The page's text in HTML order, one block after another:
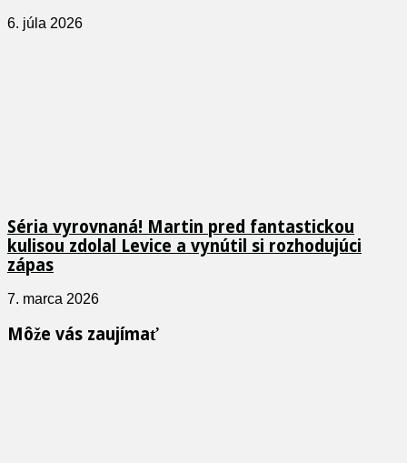
6. júla 2026
Séria vyrovnaná! Martin pred fantastickou
kulisou zdolal Levice a vynútil si rozhodujúci
zápas
7. marca 2026
Môže vás zaujímať